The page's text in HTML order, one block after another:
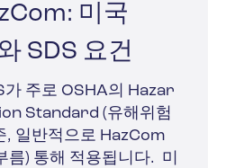
미국
SDS 요건
가 주로 OSHA의 Hazar
Standard (유해위험
, 일반적으로 HazCom
름) 통해 적용됩니다. 미